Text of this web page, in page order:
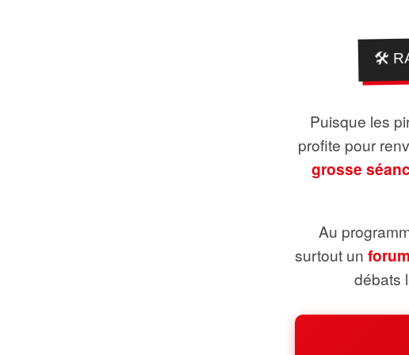
🛠️
Puisque les
profite pour
grosse
Au
surtout un
débats